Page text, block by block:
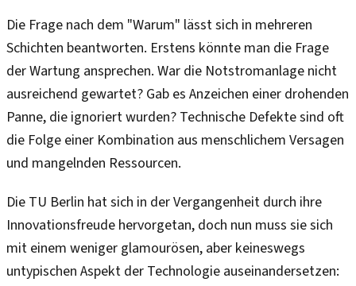
Die Frage nach dem "Warum" lässt sich in mehreren
Schichten beantworten. Erstens könnte man die Frage
der Wartung ansprechen. War die Notstromanlage nicht
ausreichend gewartet? Gab es Anzeichen einer drohenden
Panne, die ignoriert wurden? Technische Defekte sind oft
die Folge einer Kombination aus menschlichem Versagen
und mangelnden Ressourcen.
Die TU Berlin hat sich in der Vergangenheit durch ihre
Innovationsfreude hervorgetan, doch nun muss sie sich
mit einem weniger glamourösen, aber keineswegs
untypischen Aspekt der Technologie auseinandersetzen: